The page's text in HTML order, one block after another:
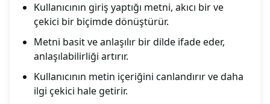
Kullanıcının giriş yaptığı metni, akıcı bir ve
çekici bir biçimde dönüştürür.
Metni basit ve anlaşılır bir dilde ifade eder,
anlaşılabilirliği artırır.
Kullanıcının metin içeriğini canlandırır ve daha
ilgi çekici hale getirir.